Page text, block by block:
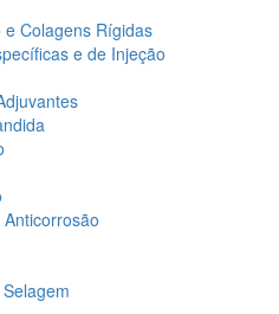
e Colagens Rígidas
e de Injeção